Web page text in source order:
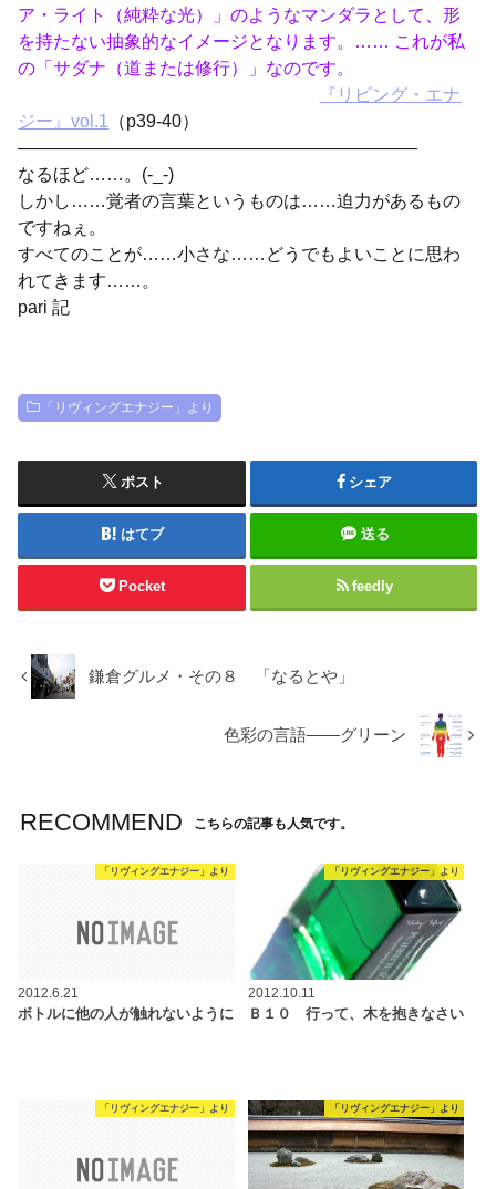
ア・ライト（純粋な光）」のようなマンダラとして、形
を持たない抽象的なイメージとなります。…… これが私
の「サダナ（道または修行）」なのです。
『リビング・エナ
ジー』vol.1
（p39-40）
——————————————————————–
なるほど……。(-_-)
しかし……覚者の言葉というものは……迫力があるもの
ですねぇ。
すべてのことが……小さな……どうでもよいことに思わ
れてきます……。
pari 記
「リヴィングエナジー」より
ポスト シェア
はてブ 送る
Pocket feedly
鎌倉グルメ・その８ 「なるとや」
色彩の言語――グリーン
RECOMMEND こちらの記事も人気です。
「リヴィングエナジー」より
2012.6.21
ボトルに他の人が触れないように
「リヴィングエナジー」より
2012.10.11
Ｂ１０ 行って、木を抱きなさい
「リヴィングエナジー」より 「リヴィングエナジー」より